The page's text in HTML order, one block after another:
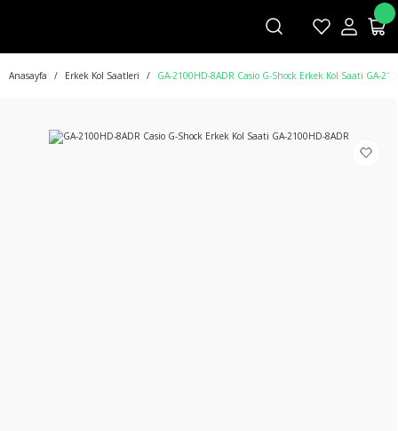
Anasayfa Erkek Kol Saatleri GA-2100HD-8ADR Casio G-Shock Erkek Kol Saati GA-